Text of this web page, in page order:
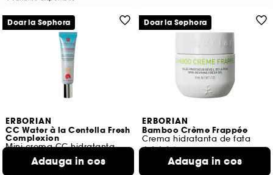
ERBORIAN
CC Water à la Centella Fresh
Complexion
Mini crema CC hidratanta
Adauga in cos
Doar la Sephora
ERBORIAN
Bamboo Crème Frappée
Crema hidratanta de fata
102
206,00 LeiAdauga in cos
Doar la Sephora